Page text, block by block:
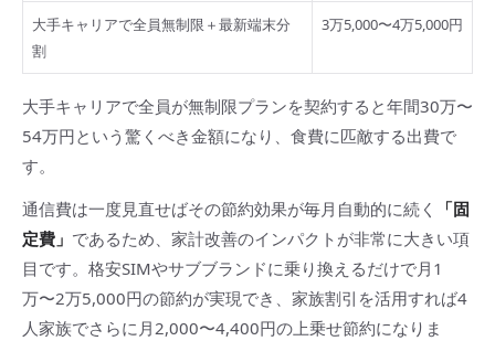
大手キャリアで全員無制限＋最新端末分
割
3万5,000〜4万5,000円
大手キャリアで全員が無制限プランを契約すると年間30万〜
54万円という驚くべき金額になり、食費に匹敵する出費で
す。
通信費は一度見直せばその節約効果が毎月自動的に続く
「固
定費」 であるため、家計改善のインパクトが非常に大きい項
目です。格安SIMやサブブランドに乗り換えるだけで月1
万〜2万5,000円の節約が実現でき、家族割引を活用すれば4
人家族でさらに月2,000〜4,400円の上乗せ節約になりま